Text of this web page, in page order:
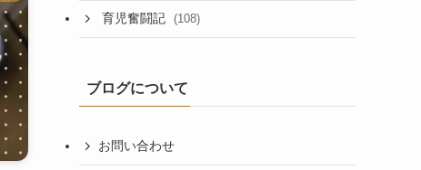
育児奮闘記 (108)
ブログについて
お問い合わせ